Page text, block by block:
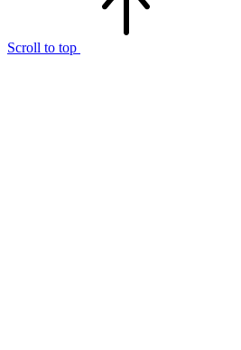
Scroll to top